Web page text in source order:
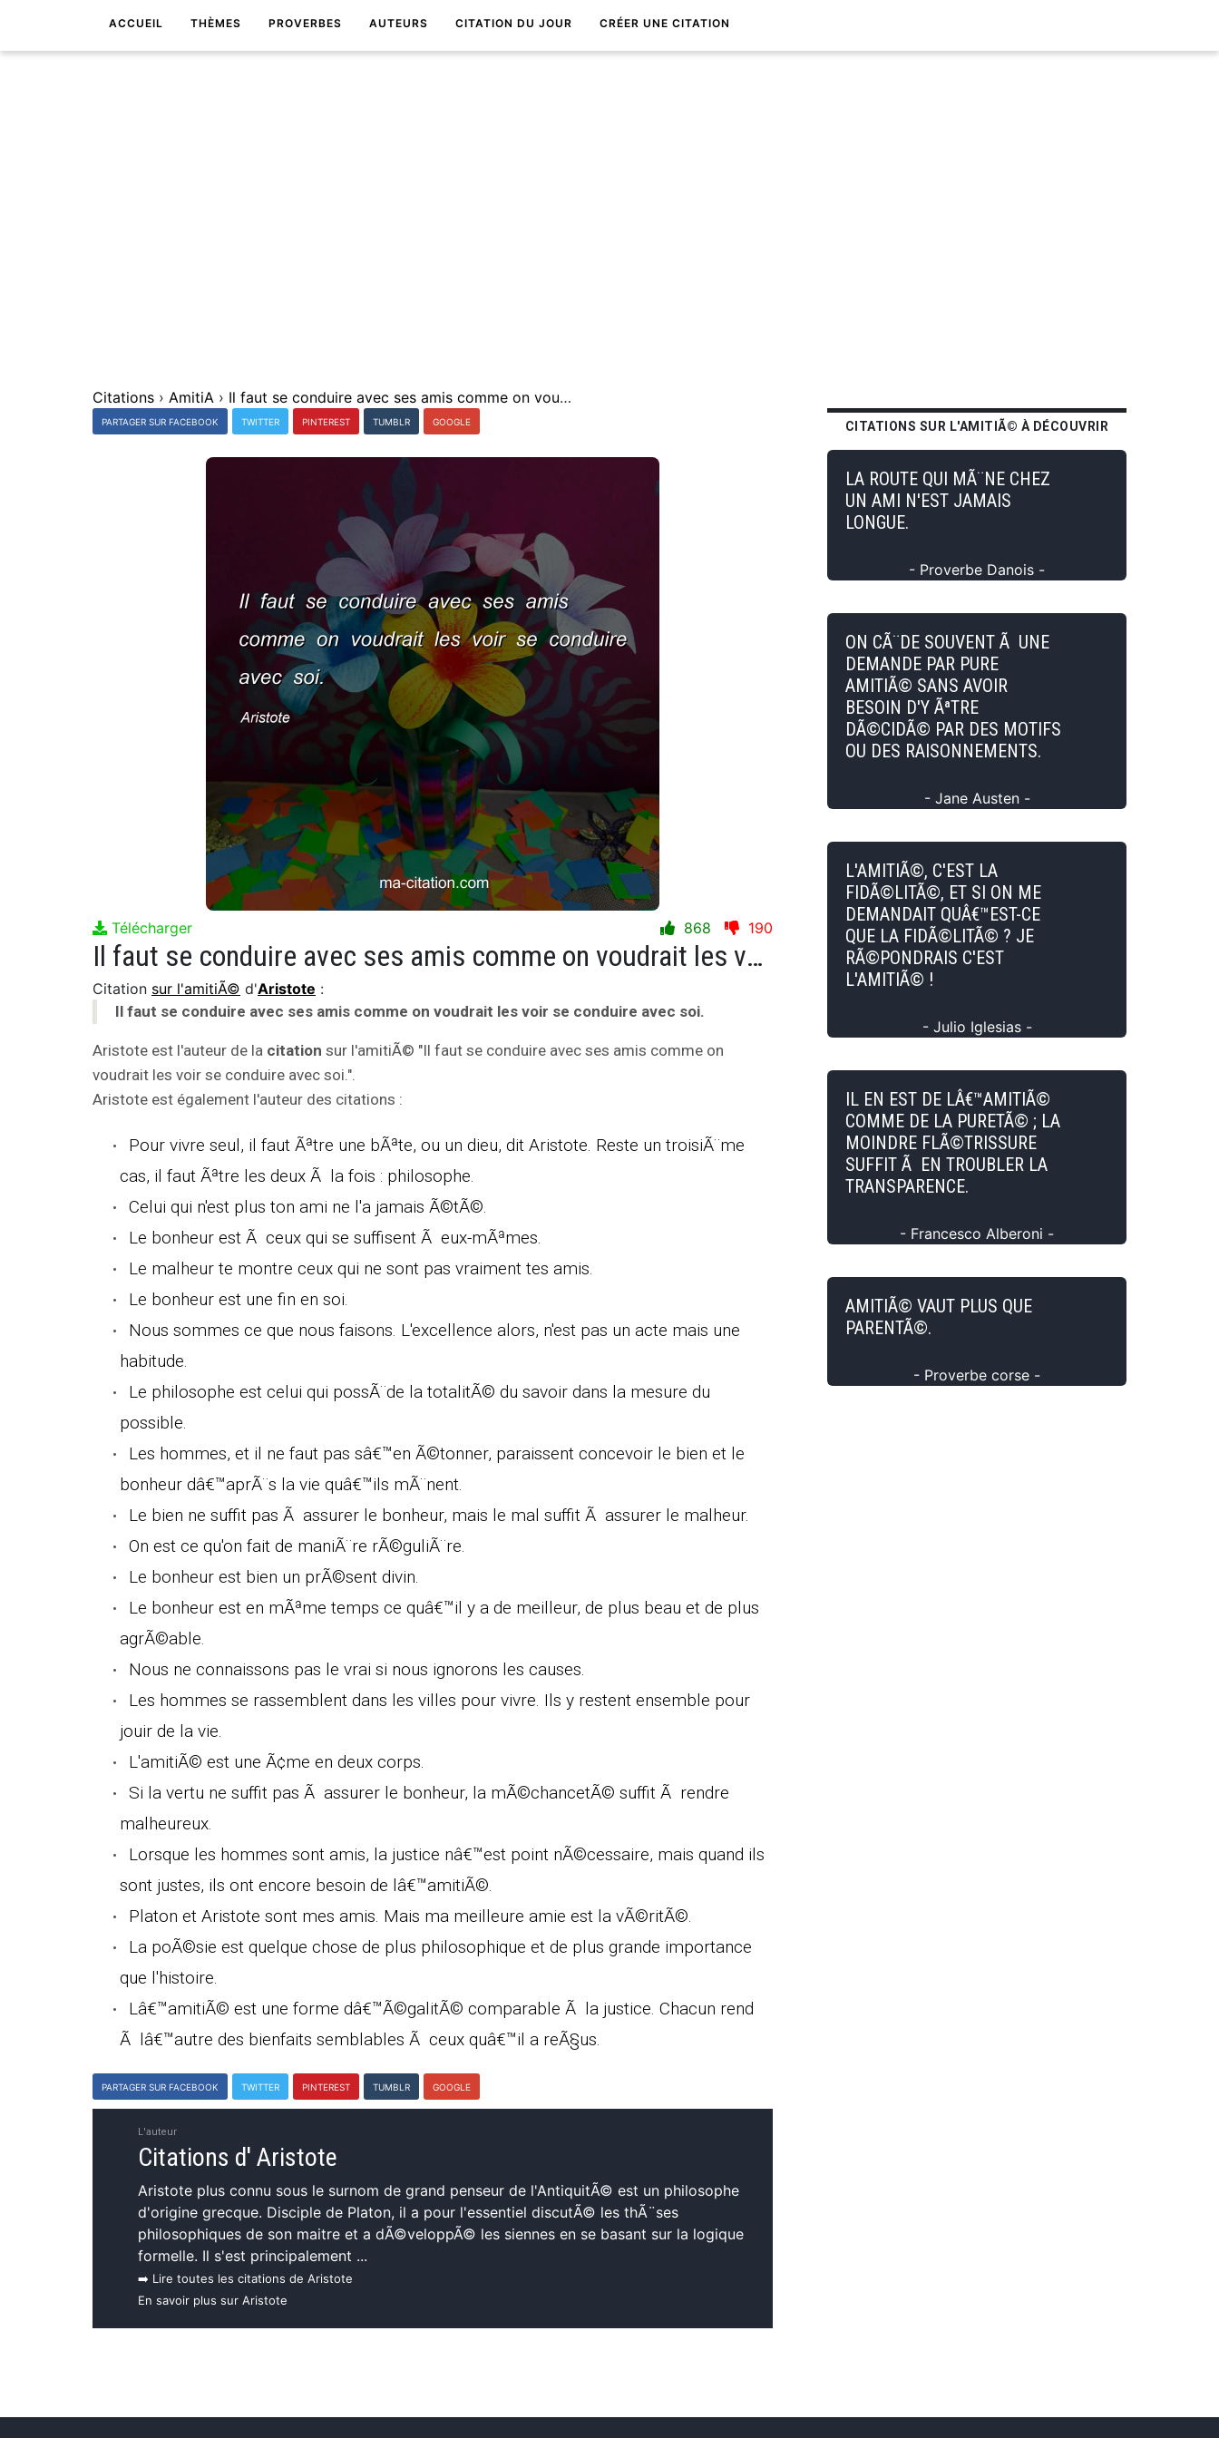
ACCUEIL THÈMES PROVERBES AUTEURS CITATION DU JOUR CRÉER UNE CITATION
Citations › AmitiA › Il faut se conduire avec ses amis comme on voudrait les voir se conduire avec soi.
PARTAGER SUR FACEBOOK TWITTER PINTEREST TUMBLR GOOGLE
Télécharger 868 190
Il faut se conduire avec ses amis comme on voudrait les voir se conduire avec soi.
Citation sur l'amitiÃ© d'Aristote :
Il faut se conduire avec ses amis comme on voudrait les voir se conduire avec soi.
Aristote est l'auteur de la citation sur l'amitiÃ© "Il faut se conduire avec ses amis comme on
voudrait les voir se conduire avec soi.".
Aristote est également l'auteur des citations :
Pour vivre seul, il faut Ãªtre une bÃªte, ou un dieu, dit Aristote. Reste un troisiÃ¨me
cas, il faut Ãªtre les deux Ã la fois : philosophe.
Celui qui n'est plus ton ami ne l'a jamais Ã©tÃ©.
Le bonheur est Ã ceux qui se suffisent Ã eux-mÃªmes.
Le malheur te montre ceux qui ne sont pas vraiment tes amis.
Le bonheur est une fin en soi.
Nous sommes ce que nous faisons. L'excellence alors, n'est pas un acte mais une
habitude.
Le philosophe est celui qui possÃ¨de la totalitÃ© du savoir dans la mesure du
possible.
Les hommes, et il ne faut pas sâ€™en Ã©tonner, paraissent concevoir le bien et le
bonheur dâ€™aprÃ¨s la vie quâ€™ils mÃ¨nent.
Le bien ne suffit pas Ã assurer le bonheur, mais le mal suffit Ã assurer le malheur.
On est ce qu'on fait de maniÃ¨re rÃ©guliÃ¨re.
Le bonheur est bien un prÃ©sent divin.
Le bonheur est en mÃªme temps ce quâ€™il y a de meilleur, de plus beau et de plus
agrÃ©able.
Nous ne connaissons pas le vrai si nous ignorons les causes.
Les hommes se rassemblent dans les villes pour vivre. Ils y restent ensemble pour
jouir de la vie.
L'amitiÃ© est une Ã¢me en deux corps.
Si la vertu ne suffit pas Ã assurer le bonheur, la mÃ©chancetÃ© suffit Ã rendre
malheureux.
Lorsque les hommes sont amis, la justice nâ€™est point nÃ©cessaire, mais quand ils
sont justes, ils ont encore besoin de lâ€™amitiÃ©.
Platon et Aristote sont mes amis. Mais ma meilleure amie est la vÃ©ritÃ©.
La poÃ©sie est quelque chose de plus philosophique et de plus grande importance
que l'histoire.
Lâ€™amitiÃ© est une forme dâ€™Ã©galitÃ© comparable Ã la justice. Chacun rend
Ã lâ€™autre des bienfaits semblables Ã ceux quâ€™il a reÃ§us.
PARTAGER SUR FACEBOOK TWITTER PINTEREST TUMBLR GOOGLE
L'auteur
Citations d' Aristote
Aristote plus connu sous le surnom de grand penseur de l'AntiquitÃ© est un philosophe
d'origine grecque. Disciple de Platon, il a pour l'essentiel discutÃ© les thÃ¨ses
philosophiques de son maitre et a dÃ©veloppÃ© les siennes en se basant sur la logique
formelle. Il s'est principalement ...
➡️ Lire toutes les citations de Aristote
En savoir plus sur Aristote
CITATIONS SUR L'AMITIÃ© À DÉCOUVRIR
LA ROUTE QUI MÃ¨NE CHEZ
UN AMI N'EST JAMAIS
LONGUE.
- Proverbe Danois -
ON CÃ¨DE SOUVENT Ã UNE
DEMANDE PAR PURE
AMITIÃ© SANS AVOIR
BESOIN D'Y ÃªTRE
DÃ©CIDÃ© PAR DES MOTIFS
OU DES RAISONNEMENTS.
- Jane Austen -
L'AMITIÃ©, C'EST LA
FIDÃ©LITÃ©, ET SI ON ME
DEMANDAIT QUÂ€™EST-CE
QUE LA FIDÃ©LITÃ© ? JE
RÃ©PONDRAIS C'EST
L'AMITIÃ© !
- Julio Iglesias -
IL EN EST DE LÂ€™AMITIÃ©
COMME DE LA PURETÃ© ; LA
MOINDRE FLÃ©TRISSURE
SUFFIT Ã EN TROUBLER LA
TRANSPARENCE.
- Francesco Alberoni -
AMITIÃ© VAUT PLUS QUE
PARENTÃ©.
- Proverbe corse -